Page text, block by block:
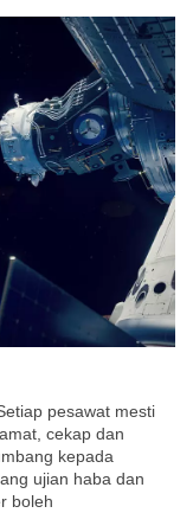
pesawat mesti
cekap dan
kepada
ujian haba dan
boleh